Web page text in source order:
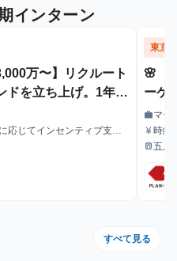
インターン
万〜】リクルート
ドを立ち上げ。1年間
、本気のインターン
応じてインセンティブ支給
東京
🌸【
ーケ
の
職種
workマー
給与
currency_yen時給
最寄駅
train五反
すべて見る